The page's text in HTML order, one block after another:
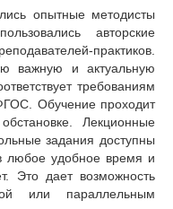
опытные методисты
авторские
практиков.
важную и актуальную
требованиям
Обучение проходит
Лекционные
задания доступны
любое удобное время и
Это дает возможность
или параллельным